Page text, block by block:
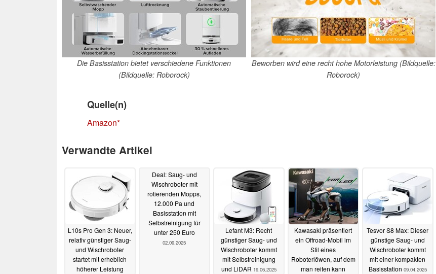
Die Basisstation bietet verschiedene Funktionen
(Bildquelle: Roborock)
Beworben wird eine recht hohe Motorleistung (Bildquelle:
Roborock)
Quelle(n)
Amazon
Verwandte Artikel
L10s Pro Gen 3: Neuer,
relativ günstiger Saug-
und Wischroboter
startet mit erheblich
höherer Leistung
Deal: Saug- und
Wischroboter mit
rotierenden Mopps,
12.000 Pa und
Basisstation mit
Selbstreinigung für
unter 250 Euro
02.09.2025
Lefant M3: Recht
günstiger Saug- und
Wischroboter kommt
mit Selbstreinigung
und LiDAR 19.06.2025
Kawasaki präsentiert
ein Offroad-Mobil im
Stil eines
Roboterlöwen, auf dem
man reiten kann
Tesvor S8 Max: Dieser
günstige Saug- und
Wischroboter kommt
mit einer kompakten
Basisstation 09.04.2025